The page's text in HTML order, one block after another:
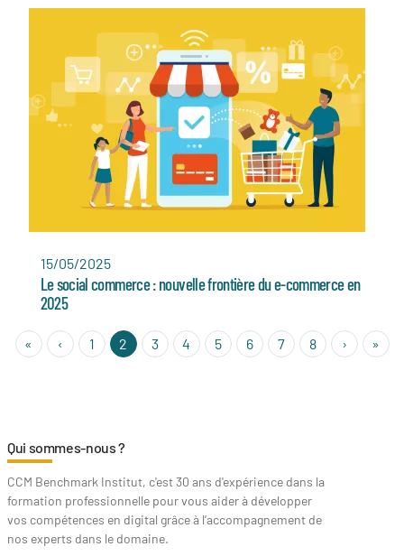
15/05/2025
Le social commerce : nouvelle frontière du e-commerce en
2025
« « First
‹ 1 2 3 4 5 6 7 8 ›› »
Qui sommes-nous ?
CCM Benchmark Institut, c'est 30 ans d'expérience dans la
formation professionnelle pour vous aider à développer
vos compétences en digital grâce à l’accompagnement de
nos experts dans le domaine.